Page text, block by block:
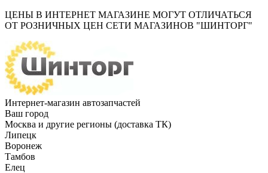
ЦЕНЫ В ИНТЕРНЕТ МАГАЗИНЕ МОГУТ ОТЛИЧАТЬСЯ
ОТ РОЗНИЧНЫХ ЦЕН СЕТИ МАГАЗИНОВ "ШИНТОРГ"
Интернет-магазин автозапчастей
Ваш город
Москва и другие регионы (доставка ТК)
Липецк
Воронеж
Тамбов
Елец